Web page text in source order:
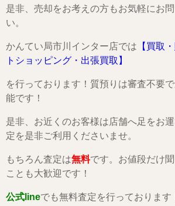
是非、売却をお考えの方もお気軽にお
い。
かんてい局市川インター店では 【買取
トショッピング・出張買取】
を行っております！質預りは審査不要
能です！
是非、お近くのお客様は店舗へ足をお
定を是非ご利用くださいませ。
もちろん査定は無料です。お値段だけ
ことも大歓迎です！
公式lineでも無料査定を行っております